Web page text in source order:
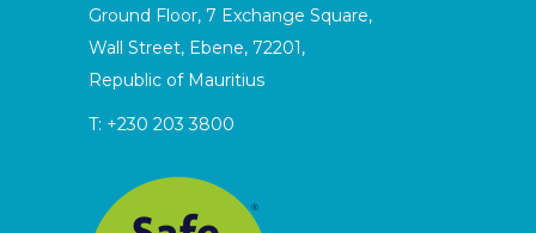
Ground Floor, 7 Exchange Square,
Wall Street, Ebene, 72201,
Republic of Mauritius
T: +230 203 3800